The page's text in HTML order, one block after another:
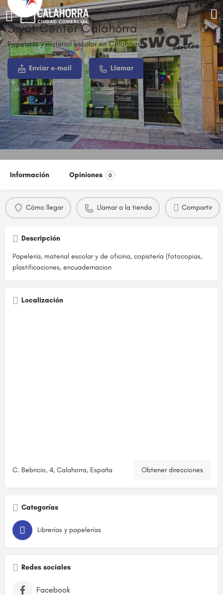
Swot Center Calahorra
Papelería y material escolar en Calahorra
Enviar e-mail Llamar
Información Opiniones 0
Cómo llegar Llamar a la tienda Compartir
Descripción
Papelería, material escolar y de oficina, copistería (fotocopias,
plastificaciones, encuadernacion
Localización
C. Bebricio, 4, Calahorra, España Obtener direcciones
Categorías
Librerías y papelerías
Redes sociales
Facebook